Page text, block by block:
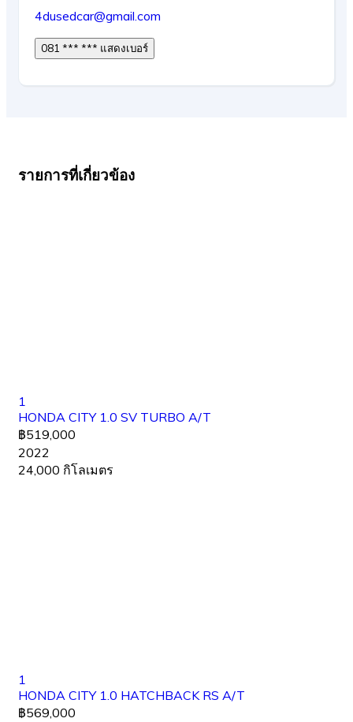
4dusedcar@gmail.com
081 *** *** แสดงเบอร์
รายการที่เกี่ยวข้อง
1
HONDA CITY 1.0 SV TURBO A/T
฿519,000
2022
24,000 กิโลเมตร
1
HONDA CITY 1.0 HATCHBACK RS A/T
฿569,000